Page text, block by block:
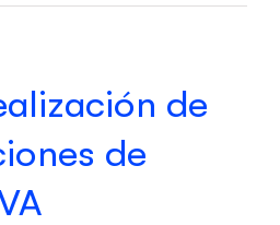
de
de